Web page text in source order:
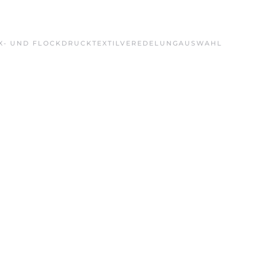
UND FLOCKDRUCKTEXTILVEREDELUNGAUSWAHL